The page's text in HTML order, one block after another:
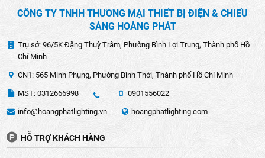
CÔNG TY TNHH THƯƠNG MẠI THIẾT BỊ ĐIỆN & CHIẾU
SÁNG HOÀNG PHÁT
Trụ sở: 96/5K Đặng Thuỳ Trâm, Phường Bình Lợi Trung, Thành phố Hồ
Chí Minh
CN1: 565 Minh Phụng, Phường Bình Thới, Thành phố Hồ Chí Minh
MST: 0312666998 0901556022
info@hoangphatlighting.vn hoangphatlighting.com
HỖ TRỢ KHÁCH HÀNG